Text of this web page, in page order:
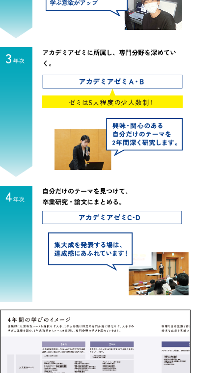
アカデミアゼミに所属し、専門分野を深めてい
く。
自分だけのテーマを見つけて、
卒業研究・論文にまとめる。